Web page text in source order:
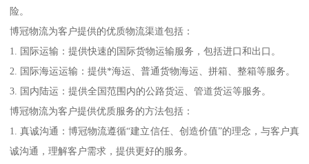
险。
博冠物流为客户提供的优质物流渠道包括：
1. 国际运输：提供快速的国际货物运输服务，包括进口和出口。
2. 国际海运运输：提供*海运、普通货物海运、拼箱、整箱等服务。
3. 国内陆运：提供全国范围内的公路货运、管道货运等服务。
博冠物流为客户提供优质服务的方法包括：
1. 真诚沟通：博冠物流遵循“建立信任、创造价值”的理念，与客户真
诚沟通，理解客户需求，提供更好的服务。